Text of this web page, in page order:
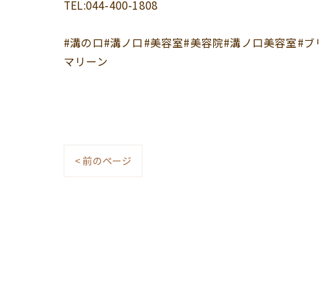
TEL:044-400-1808
#溝の口#溝ノ口#美容室#美容院#溝ノ口美容室#
マリーン
< 前のページ